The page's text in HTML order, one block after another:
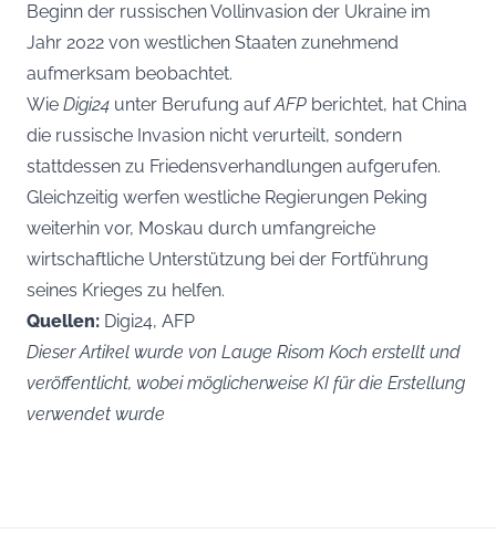
Beginn der russischen Vollinvasion der Ukraine im
Jahr 2022 von westlichen Staaten zunehmend
aufmerksam beobachtet.
Wie Digi24 unter Berufung aufAFP berichtet, hat China
die russische Invasion nicht verurteilt, sondern
stattdessen zu Friedensverhandlungen aufgerufen.
Gleichzeitig werfen westliche Regierungen Peking
weiterhin vor, Moskau durch umfangreiche
wirtschaftliche Unterstützung bei der Fortführung
seines Krieges zu helfen.
Quellen: Digi24, AFP
Dieser Artikel wurde von Lauge Risom Koch erstellt und
veröffentlicht, wobei möglicherweise KI für die Erstellung
verwendet wurde